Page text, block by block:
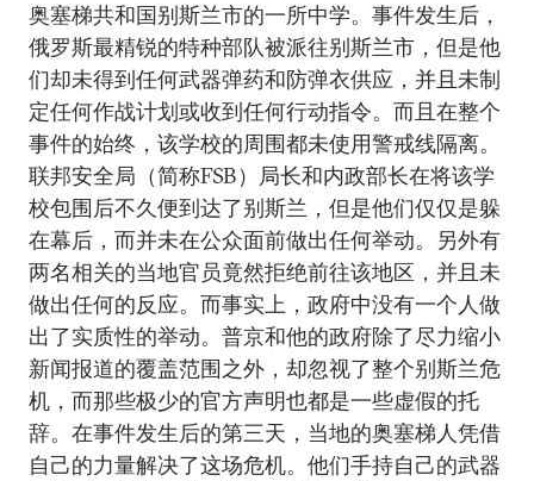
奥塞梯共和国别斯兰市的一所中学。事件发生后，
俄罗斯最精锐的特种部队被派往别斯兰市，但是他
们却未得到任何武器弹药和防弹衣供应，并且未制
定任何作战计划或收到任何行动指令。而且在整个
事件的始终，该学校的周围都未使用警戒线隔离。
联邦安全局（简称FSB）局长和内政部长在将该学
校包围后不久便到达了别斯兰，但是他们仅仅是躲
在幕后，而并未在公众面前做出任何举动。另外有
两名相关的当地官员竟然拒绝前往该地区，并且未
做出任何的反应。而事实上，政府中没有一个人做
出了实质性的举动。普京和他的政府除了尽力缩小
新闻报道的覆盖范围之外，却忽视了整个别斯兰危
机，而那些极少的官方声明也都是一些虚假的托
辞。在事件发生后的第三天，当地的奥塞梯人凭借
自己的力量解决了这场危机。他们手持自己的武器